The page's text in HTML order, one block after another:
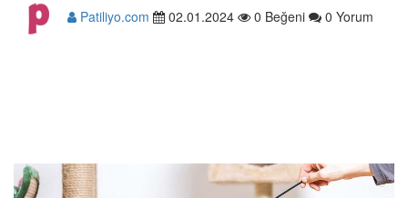
Patiliyo.com 02.01.2024 0 Beğeni 0 Yorum